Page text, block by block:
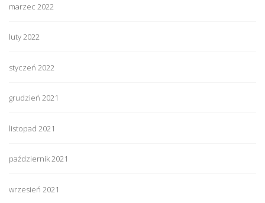
marzec 2022
luty 2022
styczeń 2022
grudzień 2021
listopad 2021
październik 2021
wrzesień 2021